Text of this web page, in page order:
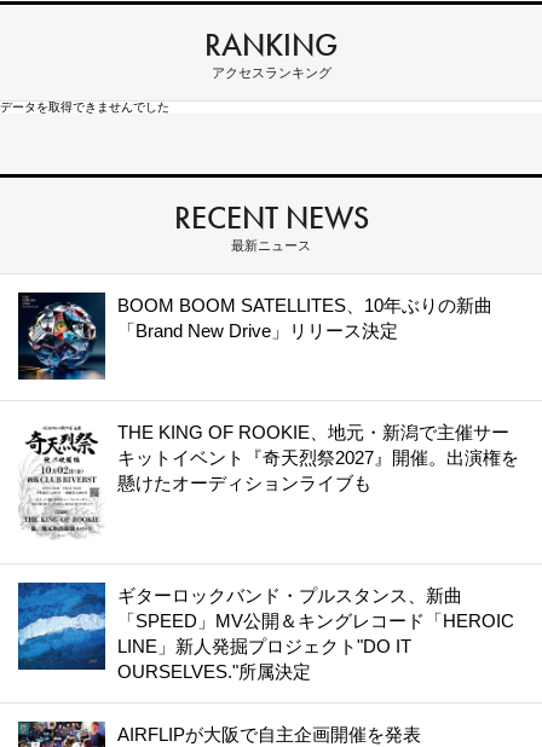
RANKING
アクセスランキング
データを取得できませんでした
RECENT NEWS
最新ニュース
BOOM BOOM SATELLITES、10年ぶりの新曲
「Brand New Drive」リリース決定
THE KING OF ROOKIE、地元・新潟で主催サー
キットイベント『奇天烈祭2027』開催。出演権を
懸けたオーディションライブも
ギターロックバンド・プルスタンス、新曲
「SPEED」MV公開＆キングレコード「HEROIC
LINE」新人発掘プロジェクト"DO IT
OURSELVES."所属決定
AIRFLIPが大阪で自主企画開催を発表